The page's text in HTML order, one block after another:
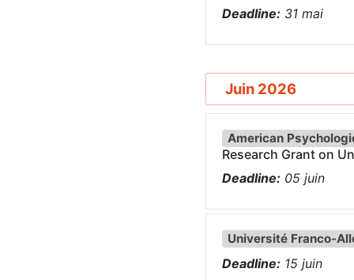
Deadline: 31 mai
Juin 2026
American
Research Grant on
Deadline: 05 juin
Université Franco-
Deadline: 15 juin